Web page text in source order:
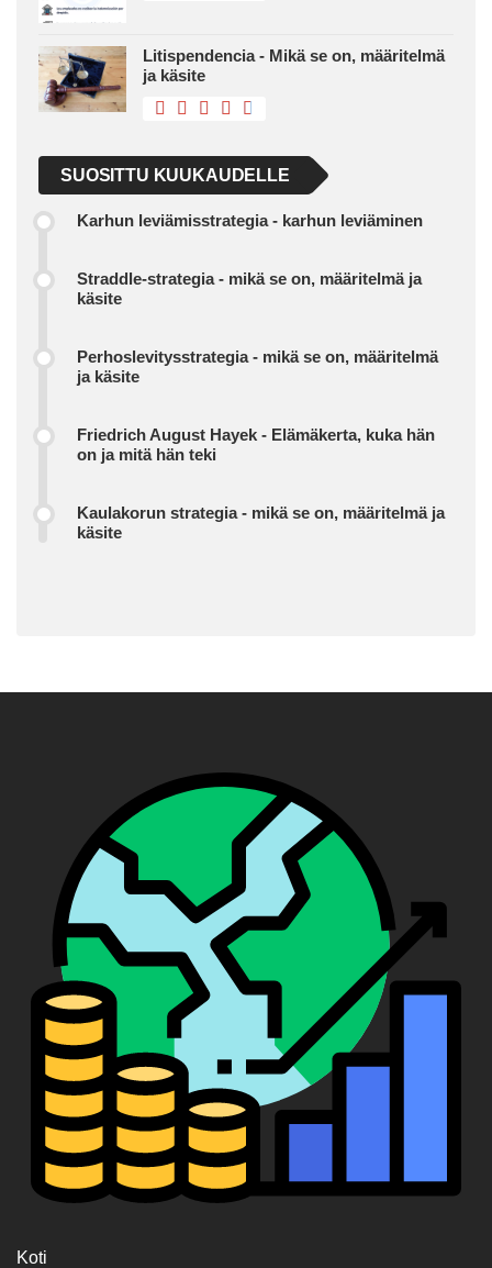
Litispendencia - Mikä se on, määritelmä
ja käsite
SUOSITTU KUUKAUDELLE
Karhun leviämisstrategia - karhun leviäminen
Straddle-strategia - mikä se on, määritelmä ja
käsite
Perhoslevitysstrategia - mikä se on, määritelmä
ja käsite
Friedrich August Hayek - Elämäkerta, kuka hän
on ja mitä hän teki
Kaulakorun strategia - mikä se on, määritelmä ja
käsite
Koti